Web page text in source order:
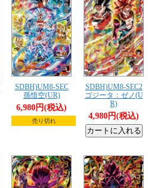
SDBH)UM8-SEC
孫悟空(UR)
6,980円(税込)
売り切れ
SDBH)UM8-SEC2
ゴジータ：ゼノ(U
R)
4,980円(税込)